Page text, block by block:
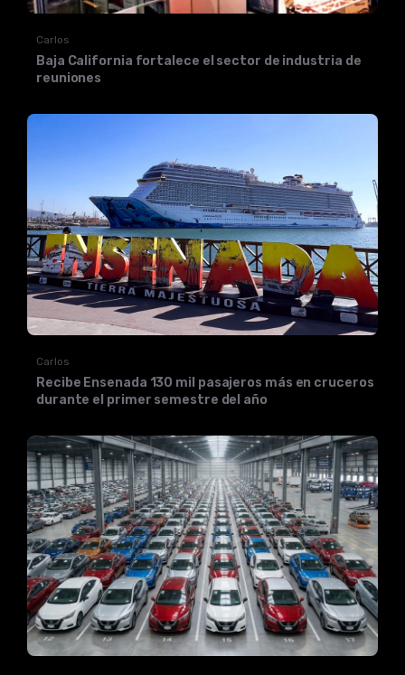
Carlos
Baja California fortalece el sector de industria de
reuniones
Carlos
Recibe Ensenada 130 mil pasajeros más en cruceros
durante el primer semestre del año